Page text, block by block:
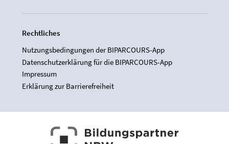
Rechtliches
Nutzungsbedingungen der BIPARCOURS-App
Datenschutzerklärung für die BIPARCOURS-App
Impressum
Erklärung zur Barrierefreiheit